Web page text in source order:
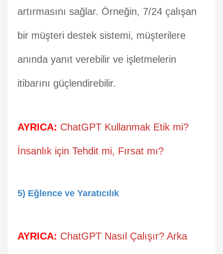
artırmasını sağlar. Örneğin, 7/24 çalışan
bir müşteri destek sistemi, müşterilere
anında yanıt verebilir ve işletmelerin
itibarını güçlendirebilir.
AYRICA: ChatGPT Kullanmak Etik mi?
İnsanlık için Tehdit mi, Fırsat mı?
5) Eğlence ve Yaratıcılık
AYRICA: ChatGPT Nasıl Çalışır? Arka